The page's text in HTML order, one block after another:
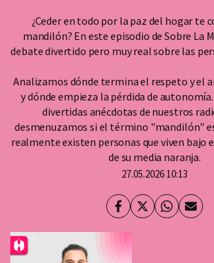
¿Ceder en todo por la paz del hogar te
mandilón? En este episodio de Sobre La
debate divertido pero muy real sobre las
Analizamos dónde termina el respeto y el
y dónde empieza la pérdida de
divertidas anécdotas de nuestros
desmenuzamos si el término "mandilón"
realmente existen personas que viven
de su media naranja.
27.05.2026 10:13
Facebook
TwitterWhatsapp
Enviar